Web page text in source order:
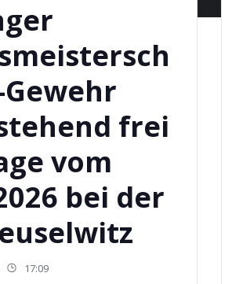
frei
vom
bei der
17:09